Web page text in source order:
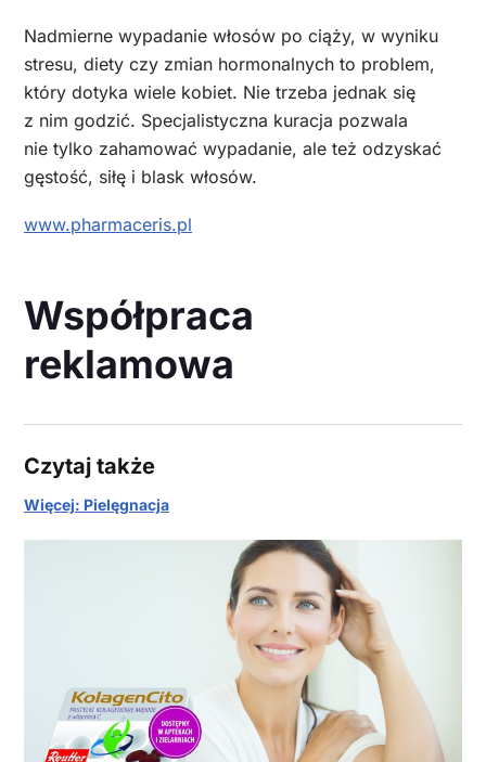
Nadmierne wypadanie włosów po ciąży, w wyniku
stresu, diety czy zmian hormonalnych to problem,
który dotyka wiele kobiet. Nie trzeba jednak się
z nim godzić. Specjalistyczna kuracja pozwala
nie tylko zahamować wypadanie, ale też odzyskać
gęstość, siłę i blask włosów.
www.pharmaceris.pl
Współpraca
reklamowa
Czytaj także
Więcej: Pielęgnacja